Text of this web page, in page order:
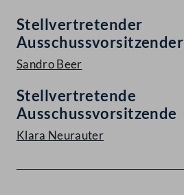
Stellvertretender
Ausschussvorsitzender
Sandro Beer
Stellvertretende
Ausschussvorsitzende
Klara Neurauter